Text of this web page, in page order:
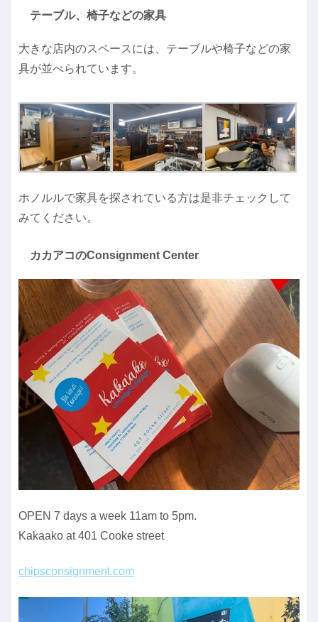
テーブル、椅子などの家具
大きな店内のスペースには、テーブルや椅子などの家
具が並べられています。
ホノルルで家具を探されている方は是非チェックして
みてください。
カカアコのConsignment Center
OPEN 7 days a week 11am to 5pm.
Kakaako at 401 Cooke street
chipsconsignment.com